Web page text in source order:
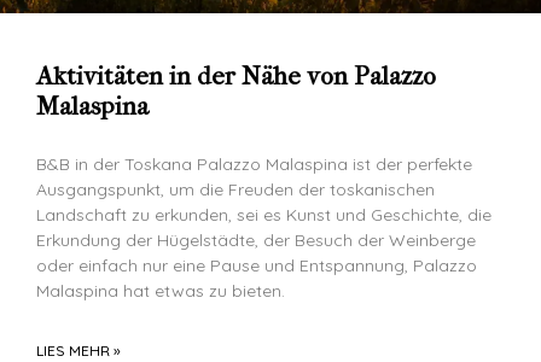
Aktivitäten in der Nähe von Palazzo
Malaspina
B&B in der Toskana Palazzo Malaspina ist der perfekte
Ausgangspunkt, um die Freuden der toskanischen
Landschaft zu erkunden, sei es Kunst und Geschichte, die
Erkundung der Hügelstädte, der Besuch der Weinberge
oder einfach nur eine Pause und Entspannung, Palazzo
Malaspina hat etwas zu bieten.
LIES MEHR »